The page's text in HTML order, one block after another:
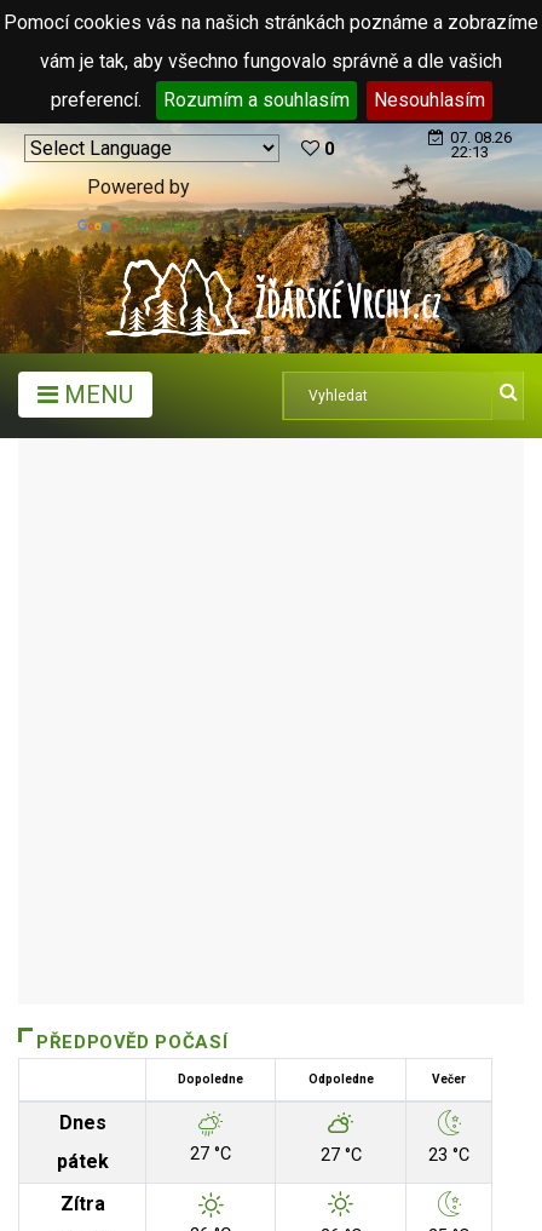
Pomocí cookies vás na našich stránkách poznáme a zobrazíme
vám je tak, aby všechno fungovalo správně a dle vašich
preferencí.
Rozumím a souhlasím Nesouhlasím
Powered by
Translate
0
07. 08.26
22:13
MENU
PŘEDPOVĚD POČASÍ
Dopoledne Odpoledne Večer
Dnes
pátek
27 °C 27 °C 23 °C
Zítra